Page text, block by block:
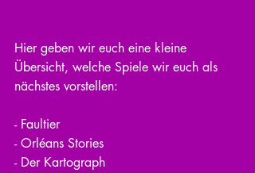
Hier geben wir euch eine kleine
Übersicht, welche Spiele wir euch als
nächstes vorstellen:
- Faultier
- Orléans Stories
- Der Kartograph